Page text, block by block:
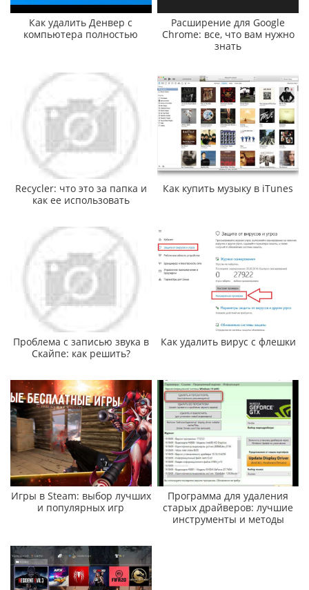
Как удалить Денвер с
компьютера полностью
Расширение для Google
Chrome: все, что вам нужно
знать
Recycler: что это за папка и
как ее использовать
Как купить музыку в iTunes
Проблема с записью звука в
Скайпе: как решить?
Как удалить вирус с флешки
Игры в Steam: выбор лучших
и популярных игр
Программа для удаления
старых драйверов: лучшие
инструменты и методы